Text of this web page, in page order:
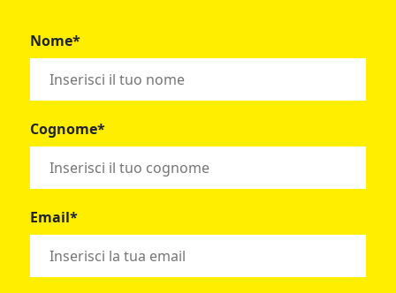
Nome*
Cognome*
Email*